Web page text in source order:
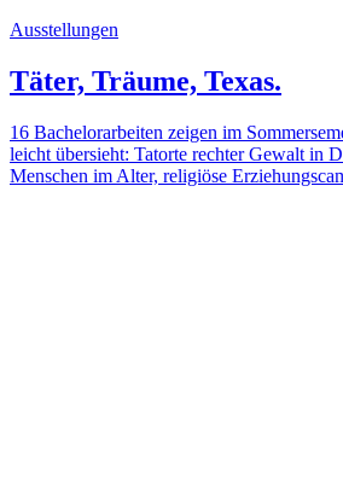
Ausstellungen
Täter, Träume, Texas.
16 Bachelorarbeiten zeigen im
leicht übersieht: Tatorte rechter Gewalt in
Menschen im Alter, religiöse